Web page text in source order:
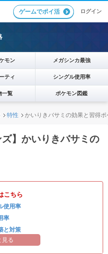
ゲームでポイ活 ログイン
モン メガシンカ最強
ティ シングル使用率
一覧 ポケモン図鑑
特性 かいりきバサミの効果と習得ポ
ズ】かいりきバサミの
こちら
使用率
率
と対策
グ
見る